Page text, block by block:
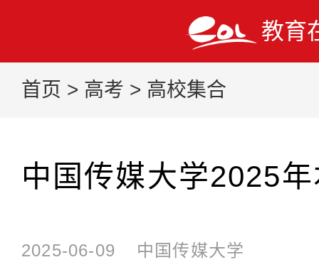
教育
首页 > 高考 > 高校集合
中国传媒大学2025
2025-06-09 中国传媒大学